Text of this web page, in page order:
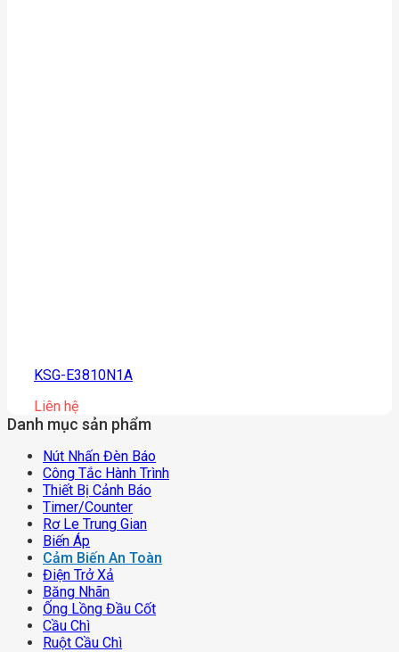
KSG-E3810N1A
Liên hệ
Danh mục sản phẩm
Nút Nhấn Đèn Báo
Công Tắc Hành Trình
Thiết Bị Cảnh Báo
Timer/counter
Rơ Le Trung Gian
Biến Áp
Cảm Biến An Toàn
Điện Trở Xả
Băng Nhãn
Ống Lồng Đầu Cốt
Cầu Chì
Ruột Cầu Chì